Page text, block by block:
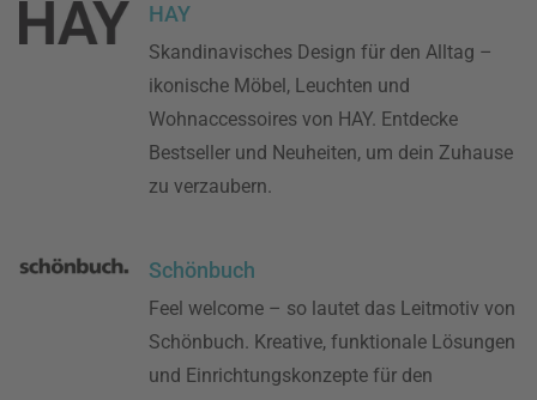
HAY
Skandinavisches Design für den Alltag –
ikonische Möbel, Leuchten und
Wohnaccessoires von HAY. Entdecke
Bestseller und Neuheiten, um dein Zuhause
zu verzaubern.
Schönbuch
Feel welcome – so lautet das Leitmotiv von
Schönbuch. Kreative, funktionale Lösungen
und Einrichtungskonzepte für den